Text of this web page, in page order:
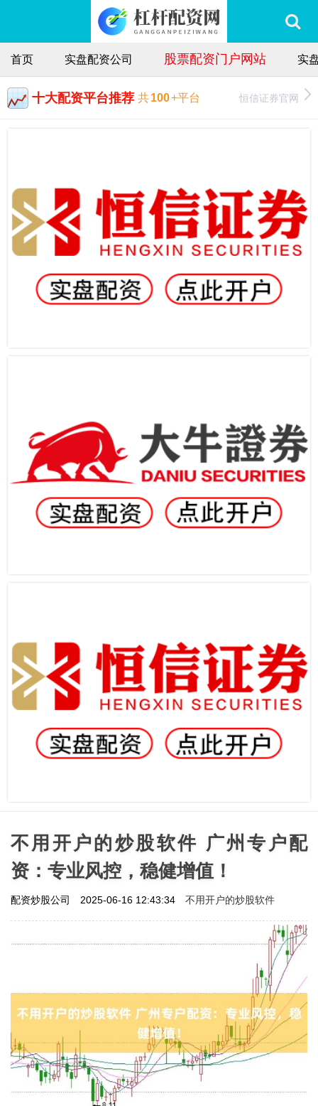
首页 实盘配资公司 股票配资门户网站 实
十大配资平台推荐 共100+平台 恒信证券官网
不用开户的炒股软件 广州专户配
资：专业风控，稳健增值！
配资炒股公司 2025-06-16 12:43:34 不用开户的炒股软件